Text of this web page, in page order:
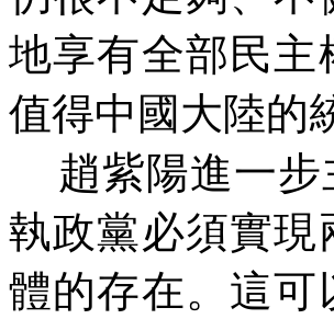
地享有全部民主
值得中國大陸的
趙紫陽進一
執政黨必須實現
體的存在。這可